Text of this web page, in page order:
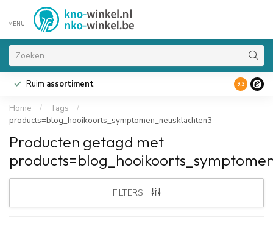
MENU
Ruim assortiment 9.3
Home / Tags
/
products=blog_hooikoorts_symptomen_neusklachten3
Producten getagd met
FILTERS